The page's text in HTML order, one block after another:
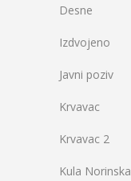
Desne
Izdvojeno
Javni poziv
Krvavac
Krvavac 2
Kula Norinska